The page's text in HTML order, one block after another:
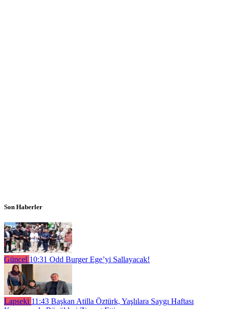
Son Haberler
Güncel 10:31 Odd Burger Ege’yi Sallayacak!
Lapseki 11:43 Başkan Atilla Öztürk, Yaşlılara Saygı Haftası